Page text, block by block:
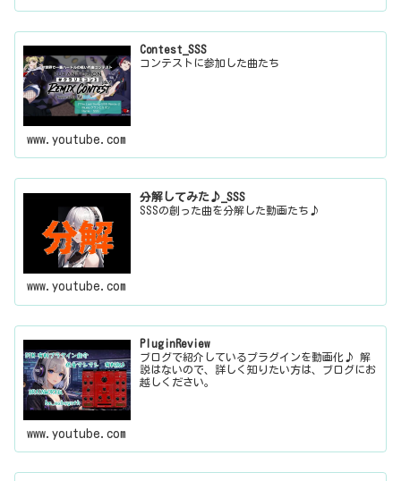
Contest_SSS
コンテストに参加した曲たち
www.youtube.com
分解してみた♪_SSS
SSSの創った曲を分解した動画たち♪
www.youtube.com
PluginReview
ブログで紹介しているプラグインを動画化♪ 解
説はないので、詳しく知りたい方は、ブログにお
越しください。
www.youtube.com